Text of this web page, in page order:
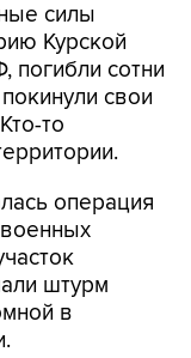
силы
Курской
погибли сотни
свои
то
операция
штурм
в